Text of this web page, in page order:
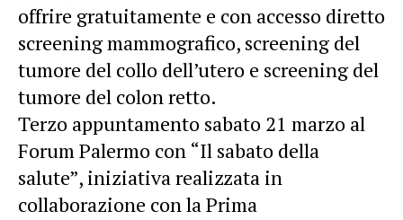
offrire gratuitamente e con accesso diretto
screening mammografico, screening del
tumore del collo dell’utero e screening del
tumore del colon retto.
Terzo appuntamento sabato 21 marzo al
Forum Palermo con “Il sabato della
salute”, iniziativa realizzata in
collaborazione con la Prima